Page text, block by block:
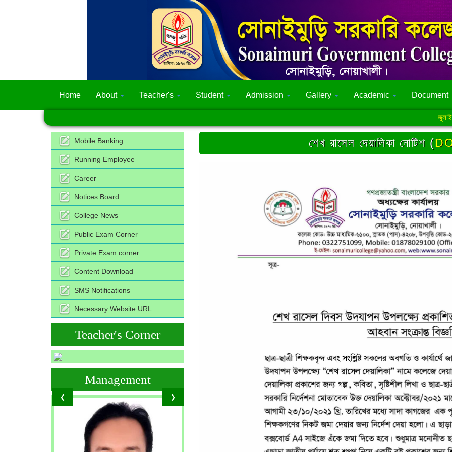
Home About Teacher's Student Admission Gallery Academic Document
জুলাই
Mobile Banking
Running Employee
Career
Notices Board
College News
Public Exam Corner
Private Exam corner
Content Download
SMS Notifications
Necessary Website URL
Teacher's Corner
❮ ❯
Management
শেখ রাসেল দেয়ালিকা নোটিশ (